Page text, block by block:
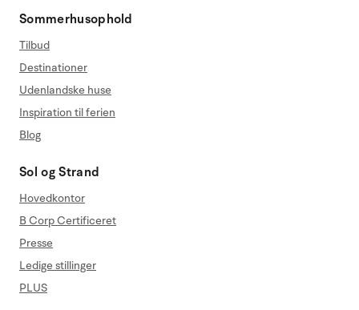
Sommerhusophold
Tilbud
Destinationer
Udenlandske huse
Inspiration til ferien
Blog
Sol og Strand
Hovedkontor
B Corp Certificeret
Presse
Ledige stillinger
PLUS